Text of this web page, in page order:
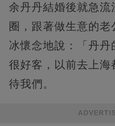
余丹丹結婚後就急流
圈，跟著做生意的
冰懷念地說：「丹
很好客，以前去上海
待我們。